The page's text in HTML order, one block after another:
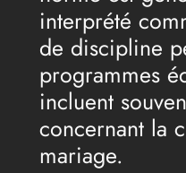
interprété
de discipline
programmes
incluent
concernant la
mariage.